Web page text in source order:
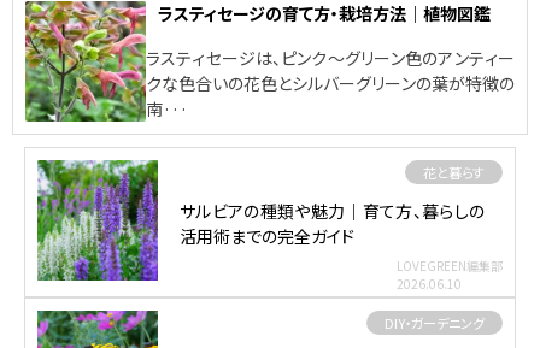
ラスティセージの育て方・栽培方法｜植物図鑑
ラスティセージは、ピンク～グリーン色のアンティー
クな色合いの花色とシルバーグリーンの葉が特徴の
南···
花と暮らす
サルビアの種類や魅力｜育て方、暮らしの
活用術までの完全ガイド
LOVEGREEN編集部
2026.06.10
DIY・ガーデニング